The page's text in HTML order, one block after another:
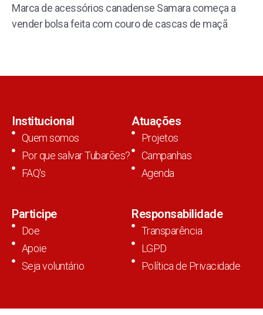
Marca de acessórios canadense Samara começa a
vender bolsa feita com couro de cascas de maçã
Institucional
Quem somos
Por que salvar Tubarões?
FAQ's
Atuações
Projetos
Campanhas
Agenda
Participe
Doe
Apoie
Seja voluntário
Responsabilidade
Transparência
LGPD
Política de Privacidade